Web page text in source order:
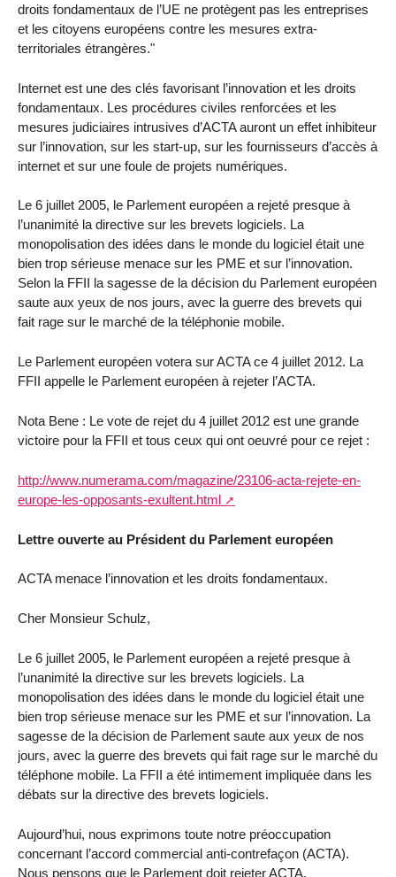
droits fondamentaux de l’UE ne protègent pas les entreprises
et les citoyens européens contre les mesures extra-
territoriales étrangères."
Internet est une des clés favorisant l’innovation et les droits
fondamentaux. Les procédures civiles renforcées et les
mesures judiciaires intrusives d’ACTA auront un effet inhibiteur
sur l’innovation, sur les start-up, sur les fournisseurs d’accès à
internet et sur une foule de projets numériques.
Le 6 juillet 2005, le Parlement européen a rejeté presque à
l’unanimité la directive sur les brevets logiciels. La
monopolisation des idées dans le monde du logiciel était une
bien trop sérieuse menace sur les PME et sur l’innovation.
Selon la FFII la sagesse de la décision du Parlement européen
saute aux yeux de nos jours, avec la guerre des brevets qui
fait rage sur le marché de la téléphonie mobile.
Le Parlement européen votera sur ACTA ce 4 juillet 2012. La
FFII appelle le Parlement européen à rejeter l’ACTA.
Nota Bene : Le vote de rejet du 4 juillet 2012 est une grande
victoire pour la FFII et tous ceux qui ont oeuvré pour ce rejet :
http://www.numerama.com/magazine/23106-acta-rejete-en-
europe-les-opposants-exultent.html
Lettre ouverte au Président du Parlement européen
ACTA menace l’innovation et les droits fondamentaux.
Cher Monsieur Schulz,
Le 6 juillet 2005, le Parlement européen a rejeté presque à
l’unanimité la directive sur les brevets logiciels. La
monopolisation des idées dans le monde du logiciel était une
bien trop sérieuse menace sur les PME et sur l’innovation. La
sagesse de la décision de Parlement saute aux yeux de nos
jours, avec la guerre des brevets qui fait rage sur le marché du
téléphone mobile. La FFII a été intimement impliquée dans les
débats sur la directive des brevets logiciels.
Aujourd’hui, nous exprimons toute notre préoccupation
concernant l’accord commercial anti-contrefaçon (ACTA).
Nous pensons que le Parlement doit rejeter ACTA.